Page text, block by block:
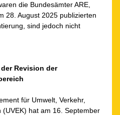
die Bundesämter ARE,
28. August 2025 publizierten
sind jedoch nicht
Revision der
für Umwelt, Verkehr,
hat am 16. September